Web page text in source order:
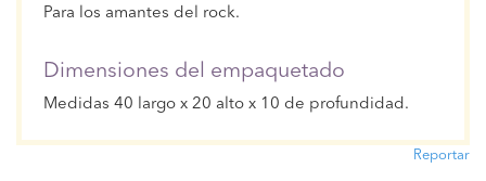
Para los amantes del rock.
Dimensiones del empaquetado
Medidas 40 largo x 20 alto x 10 de profundidad.
Reportar